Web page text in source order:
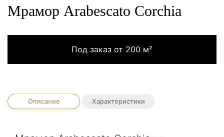
Мрамор Arabescato Corchia
Под заказ от 200 м²
Описание Характеристики